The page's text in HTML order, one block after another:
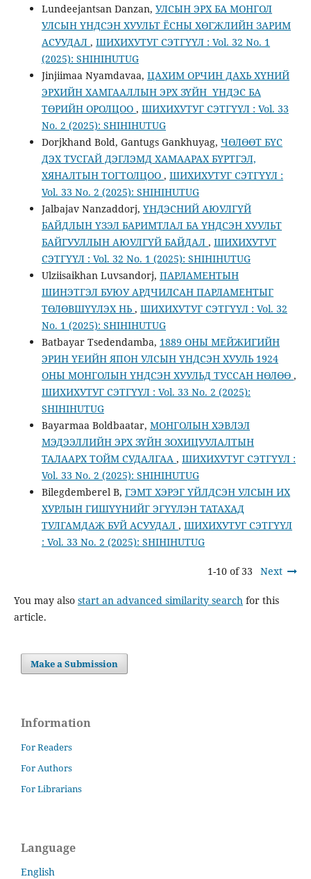
Lundeejantsan Danzan, УЛСЫН ЭРХ БА МОНГОЛ
УЛСЫН ҮНДСЭН ХУУЛЬТ ЁСНЫ ХӨГЖЛИЙН ЗАРИМ
АСУУДАЛ , ШИХИХУТУГ СЭТГҮҮЛ : Vol. 32 No. 1
(2025): SHIHIHUTUG
Jinjiimaa Nyamdavaa, ЦАХИМ ОРЧИН ДАХЬ ХҮНИЙ
ЭРХИЙН ХАМГААЛЛЫН ЭРХ ЗҮЙН ҮНДЭС БА
ТӨРИЙН ОРОЛЦОО , ШИХИХУТУГ СЭТГҮҮЛ : Vol. 33
No. 2 (2025): SHIHIHUTUG
Dorjkhand Bold, Gantugs Gankhuyag, ЧӨЛӨӨТ БҮС
ДЭХ ТУСГАЙ ДЭГЛЭМД ХАМААРАХ БҮРТГЭЛ,
ХЯНАЛТЫН ТОГТОЛЦОО , ШИХИХУТУГ СЭТГҮҮЛ :
Vol. 33 No. 2 (2025): SHIHIHUTUG
Jalbajav Nanzaddorj, ҮНДЭСНИЙ АЮУЛГҮЙ
БАЙДЛЫН ҮЗЭЛ БАРИМТЛАЛ БА ҮНДСЭН ХУУЛЬТ
БАЙГУУЛЛЫН АЮУЛГҮЙ БАЙДАЛ , ШИХИХУТУГ
СЭТГҮҮЛ : Vol. 32 No. 1 (2025): SHIHIHUTUG
Ulziisaikhan Luvsandorj, ПАРЛАМЕНТЫН
ШИНЭТГЭЛ БУЮУ АРДЧИЛСАН ПАРЛАМЕНТЫГ
ТӨЛӨВШҮҮЛЭХ НЬ , ШИХИХУТУГ СЭТГҮҮЛ : Vol. 32
No. 1 (2025): SHIHIHUTUG
Batbayar Tsedendamba, 1889 ОНЫ МЕЙЖИГИЙН
ЭРИН ҮЕИЙН ЯПОН УЛСЫН ҮНДСЭН ХУУЛЬ 1924
ОНЫ МОНГОЛЫН ҮНДСЭН ХУУЛЬД ТУССАН НӨЛӨӨ ,
ШИХИХУТУГ СЭТГҮҮЛ : Vol. 33 No. 2 (2025):
SHIHIHUTUG
Bayarmaa Boldbaatar, МОНГОЛЫН ХЭВЛЭЛ
МЭДЭЭЛЛИЙН ЭРХ ЗҮЙН ЗОХИЦУУЛАЛТЫН
ТАЛААРХ ТОЙМ СУДАЛГАА , ШИХИХУТУГ СЭТГҮҮЛ :
Vol. 33 No. 2 (2025): SHIHIHUTUG
Bilegdemberel B, ГЭМТ ХЭРЭГ ҮЙЛДСЭН УЛСЫН ИХ
ХУРЛЫН ГИШҮҮНИЙГ ЭГҮҮЛЭН ТАТАХАД
ТУЛГАМДАЖ БУЙ АСУУДАЛ , ШИХИХУТУГ СЭТГҮҮЛ
: Vol. 33 No. 2 (2025): SHIHIHUTUG
1-10 of 33 Next
You may also start an advanced similarity searchfor this
article.
Make a Submission
Information
For Readers
For Authors
For Librarians
Language
English